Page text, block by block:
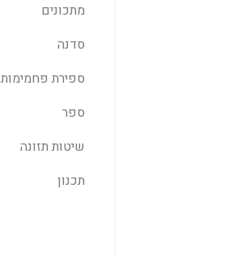
מתכונים
סדנה
ספירת פחמימות
ספר
שיטות תזונה
תכנון